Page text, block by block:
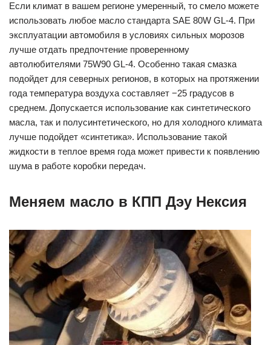
Если климат в вашем регионе умеренный, то смело можете
использовать любое масло стандарта SAE 80W GL-4. При
эксплуатации автомобиля в условиях сильных морозов
лучше отдать предпочтение проверенному
автолюбителями 75W90 GL-4. Особенно такая смазка
подойдет для северных регионов, в которых на протяжении
года температура воздуха составляет −25 градусов в
среднем. Допускается использование как синтетического
масла, так и полусинтетического, но для холодного климата
лучше подойдет «синтетика». Использование такой
жидкости в теплое время года может привести к появлению
шума в работе коробки передач.
Меняем масло в КПП Дэу Нексия